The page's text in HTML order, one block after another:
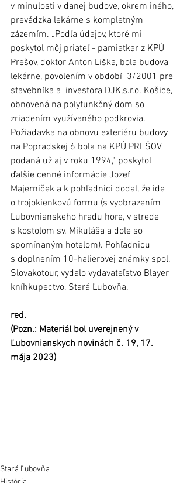
v minulosti v danej budove, okrem iného,
prevádzka lekárne s kompletným
zázemím. „Podľa údajov, ktoré mi
poskytol môj priateľ - pamiatkar z KPÚ
Prešov, doktor Anton Liška, bola budova
lekárne, povolením v období  3/2001 pre
stavebníka a  investora DJK,s.r.o. Košice,
obnovená na polyfunkčný dom so
zriadením využívaného podkrovia.
Požiadavka na obnovu exteriéru budovy
na Popradskej 6 bola na KPÚ PREŠOV
podaná už aj v roku 1994,“ poskytol
ďalšie cenné informácie Jozef
Majerniček a k pohľadnici dodal, že ide
o trojokienkovú formu (s vyobrazením
Ľubovnianskeho hradu hore, v strede
s kostolom sv. Mikuláša a dole so
spomínaným hotelom). Pohľadnicu
s doplnením 10-halierovej známky spol.
Slovakotour, vydalo vydavateľstvo Blayer
kníhkupectvo, Stará Ľubovňa.
red.
(Pozn.: Materiál bol uverejnený v
Ľubovnianskych novinách č. 19, 17.
mája 2023)
Stará Ľubovňa